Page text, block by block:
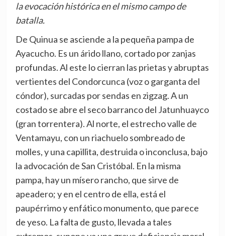
la evocación histórica en el mismo campo de
batalla.
De Quinua se asciende a la pequeña pampa de
Ayacucho. Es un árido llano, cortado por zanjas
profundas. Al este lo cierran las prietas y abruptas
vertientes del Condorcunca (voz o garganta del
cóndor), surcadas por sendas en zigzag. A un
costado se abre el seco barranco del Jatunhuayco
(gran torrentera). Al norte, el estrecho valle de
Ventamayu, con un riachuelo sombreado de
molles, y una capillita, destruida o inconclusa, bajo
la advocación de San Cristóbal. En la misma
pampa, hay un mísero rancho, que sirve de
apeadero; y en el centro de ella, está el
paupérrimo y enfático monumento, que parece
de yeso. La falta de gusto, llevada a tales